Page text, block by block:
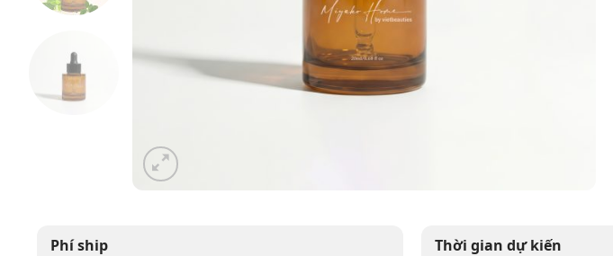
Phí ship Thời gian dự kiến